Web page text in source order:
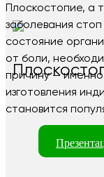
Плоскостопие, а
заболевания
состояние
от боли,
причину — именно
изготовления
становится